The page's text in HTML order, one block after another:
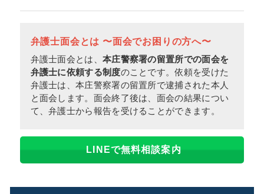
弁護士面会とは 〜面会でお困りの方へ〜
弁護士面会とは、 本庄警察署の留置所での面会を
弁護士に依頼する制度のことです。依頼を受けた
弁護士は、本庄警察署の留置所で逮捕された本人
と面会します。面会終了後は、面会の結果につい
て、弁護士から報告を受けることができます。
LINEで無料相談案内